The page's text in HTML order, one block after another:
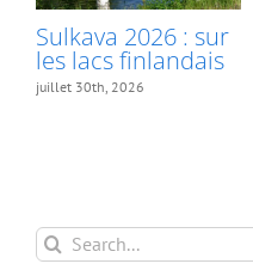
Sulkava 2026 : sur
les lacs finlandais
juillet 30th, 2026
Search
for: